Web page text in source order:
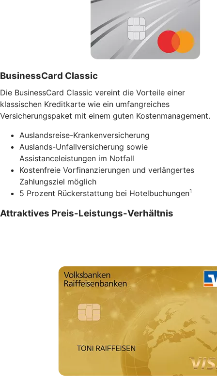
BusinessCard Classic
Die BusinessCard Classic vereint die Vorteile einer
klassischen Kreditkarte wie ein umfangreiches
Versicherungspaket mit einem guten Kostenmanagement.
Auslandsreise-Krankenversicherung
Auslands-Unfallversicherung sowie
Assistanceleistungen im Notfall
Kostenfreie Vorfinanzierungen und verlängertes
Zahlungsziel möglich
5 Prozent Rückerstattung bei Hotelbuchungen1
Attraktives Preis-Leistungs-Verhältnis